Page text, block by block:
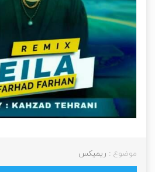
موضوع : ریمیکس